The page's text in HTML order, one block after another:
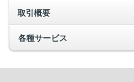
取引概要
各種サービス